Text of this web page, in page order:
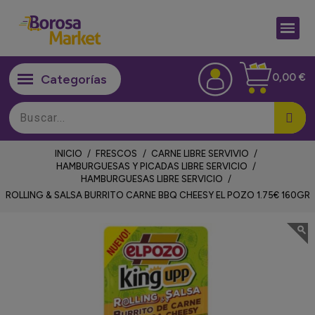
0,00 €
INICIO FRESCOS
CARNE LIBRE SERVIVIO
HAMBURGUESAS Y PICADAS LIBRE SERVICIO
HAMBURGUESAS LIBRE SERVICIO
ROLLING & SALSA BURRITO CARNE BBQ CHEESY EL POZO 1.75€ 160GR